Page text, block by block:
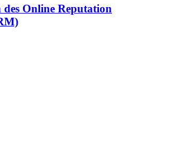
des Online Reputation